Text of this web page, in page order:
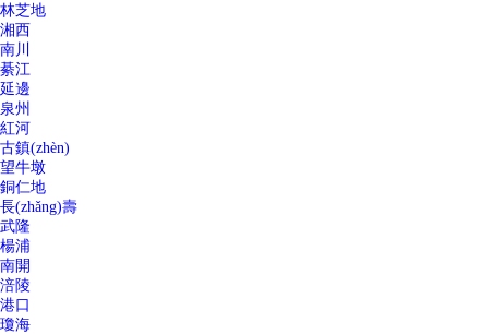
林芝地
湘西
南川
綦江
延邊
泉州
紅河
古鎮(zhèn)
望牛墩
銅仁地
長(zhǎng)壽
武隆
楊浦
南開
涪陵
港口
瓊海